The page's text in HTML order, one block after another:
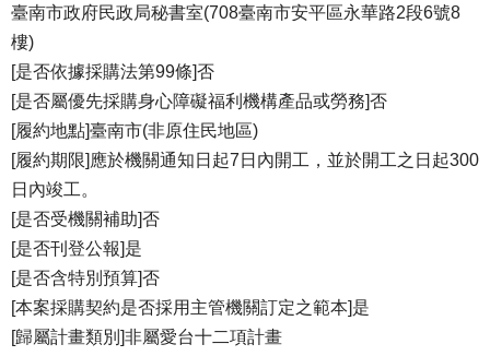
臺南市政府民政局秘書室(708臺南市安平區永華路2段6號8
樓)
[是否依據採購法第99條]否
[是否屬優先採購身心障礙福利機構產品或勞務]否
[履約地點]臺南市(非原住民地區)
[履約期限]應於機關通知日起7日內開工，並於開工之日起300
日內竣工。
[是否受機關補助]否
[是否刊登公報]是
[是否含特別預算]否
[本案採購契約是否採用主管機關訂定之範本]是
[歸屬計畫類別]非屬愛台十二項計畫